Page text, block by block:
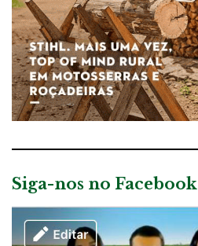
Siga-nos no Facebook